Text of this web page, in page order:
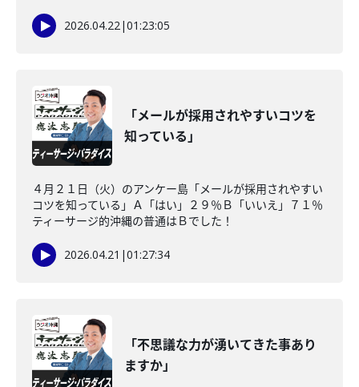
2026.04.22|01:23:05
「メールが採用されやすいコツを
知っている」
４月２１日（火）のアンケー島「メールが採用されやすい
コツを知っている」Ａ「はい」２９％Ｂ「いいえ」７１％
ティーサージ的沖縄の普通はＢでした！
2026.04.21 |01:27:34
「不思議な力が湧いてきた事あり
ますか」